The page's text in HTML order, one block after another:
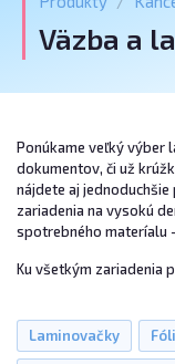
Väzba a
Ponúkame veľký výber
dokumentov, či už
nájdete aj
zariadenia na vysokú
spotrebného materíalu
Ku všetkým zariadenia
Laminovačky